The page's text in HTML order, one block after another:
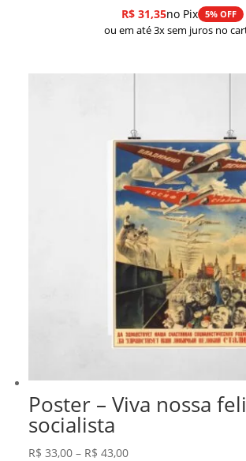
de
preço:
através
R$31,35no Pix 5% OFF
ou em até 3x sem juros no
Poster – Viva nossa
socialista
R$ 33,00 – R$ 43,00Faixa